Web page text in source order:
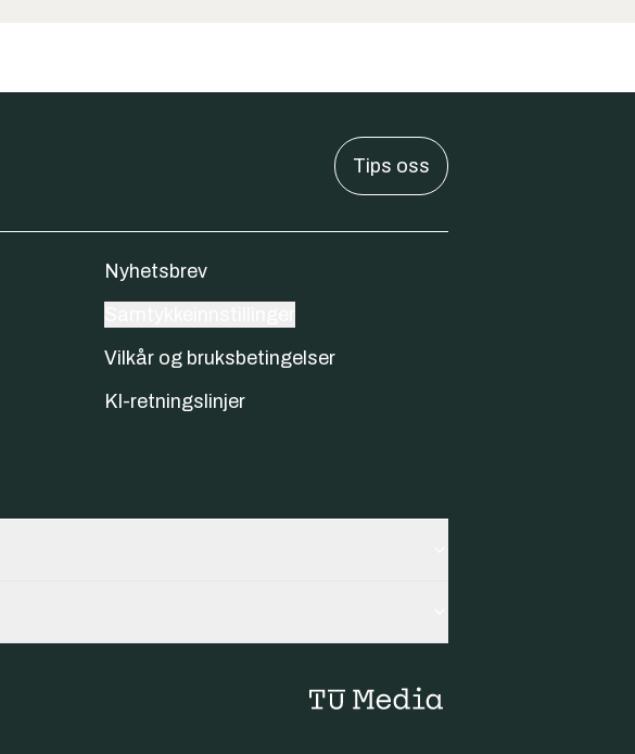
Tips oss
Nyhetsbrev
Vilkår og bruksbetingelser
KI-retningslinjer